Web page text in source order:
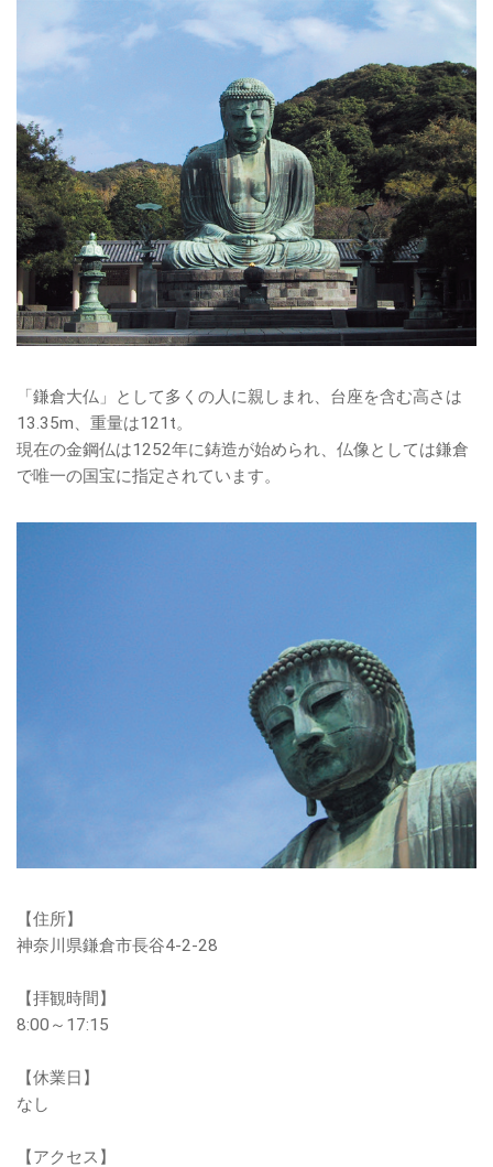
「鎌倉大仏」として多くの人に親しまれ、台座を含む高さは
13.35m、重量は121t。
現在の金鋼仏は1252年に鋳造が始められ、仏像としては鎌倉
で唯一の国宝に指定されています。
【住所】
神奈川県鎌倉市長谷4-2-28
【拝観時間】
8:00～17:15
【休業日】
なし
【アクセス】